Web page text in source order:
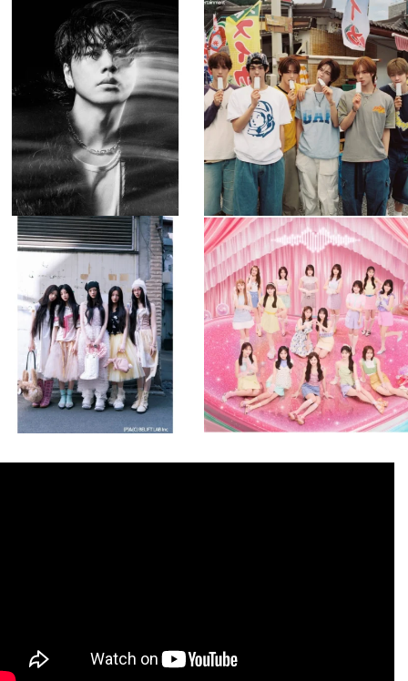
musicjapantv
💡8月特番放送決定！
...
8月 4
477 0
musicjapantv
💡8月特番放送決定！
...
8月 4
6 0
musicjapantv
💡8月特番放送決定！
8月 4
2 0
musicjapantv
💡8月特番放送決定！
...
8月 4
2 0